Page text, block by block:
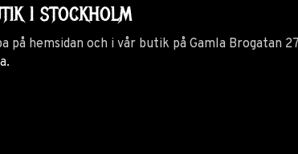
I STOCKHOLM
på hemsidan och i vår butik på Gamla Brogatan